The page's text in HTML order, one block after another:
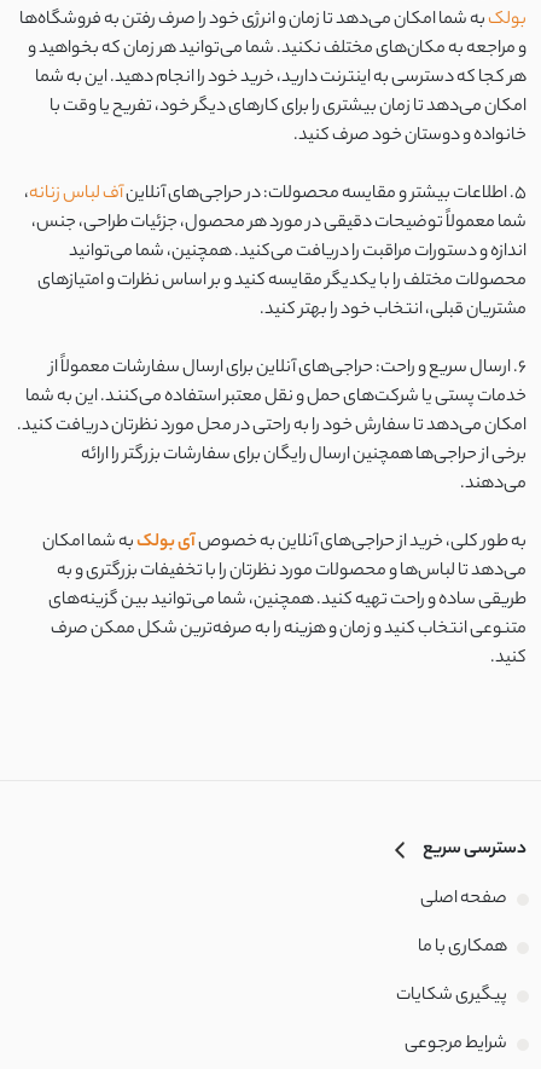
بولکبه شما امکان می‌دهد تا زمان و انرژی خود را صرف رفتن به فروشگاه‌ها
و مراجعه به مکان‌های مختلف نکنید. شما می‌توانید هر زمان که بخواهید و
هر کجا که دسترسی به اینترنت دارید، خرید خود را انجام دهید. این به شما
امکان می‌دهد تا زمان بیشتری را برای کارهای دیگر خود، تفریح یا وقت با
خانواده و دوستان خود صرف کنید.
5. اطلاعات بیشتر و مقایسه محصولات: در حراجی‌های آنلاین
آف لباس زنانه،
شما معمولاً توضیحات دقیقی در مورد هر محصول، جزئیات طراحی، جنس،
اندازه و دستورات مراقبت را دریافت می‌کنید. همچنین، شما می‌توانید
محصولات مختلف را با یکدیگر مقایسه کنید و بر اساس نظرات و امتیازهای
مشتریان قبلی، انتخاب خود را بهتر کنید.
6. ارسال سریع و راحت: حراجی‌های آنلاین برای ارسال سفارشات معمولاً از
خدمات پستی یا شرکت‌های حمل و نقل معتبر استفاده می‌کنند. این به شما
امکان می‌دهد تا سفارش خود را به راحتی در محل مورد نظرتان دریافت کنید.
برخی از حراجی‌ها همچنین ارسال رایگان برای سفارشات بزرگتر را ارائه
می‌دهند.
به طور کلی، خرید از حراجی‌های آنلاین به خصوصآی بولکبه شما امکان
می‌دهد تا لباس‌ها و محصولات مورد نظرتان را با تخفیفات بزرگتری و به
طریقی ساده و راحت تهیه کنید. همچنین، شما می‌توانید بین گزینه‌های
متنوعی انتخاب کنید و زمان و هزینه را به صرفه‌ترین شکل ممکن صرف
کنید.
دسترسی سریع
صفحه اصلی
همکاری با ما
پیگیری شکایات
شرایط مرجوعی